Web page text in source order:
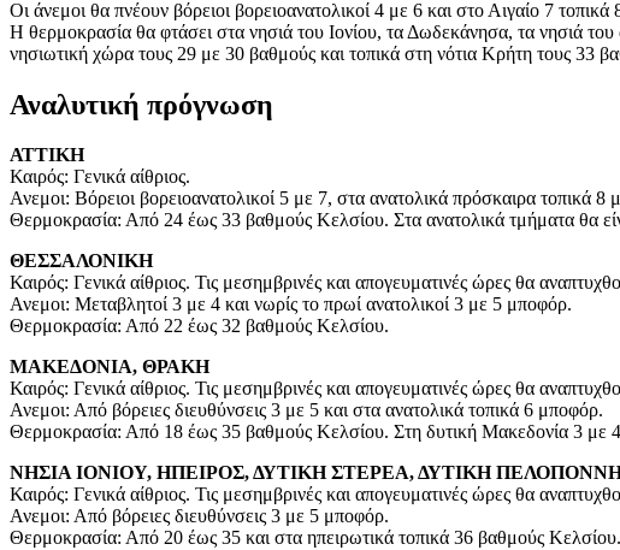
Οι άνεμοι θα πνέουν βόρειοι βορειοανατολικοί 4 με 6 και στο Αιγαίο 7
Η θερμοκρασία θα φτάσει στα νησιά του Ιονίου, τα Δωδεκάνησα, τα νησιά
νησιωτική χώρα τους 29 με 30 βαθμούς και τοπικά στη νότια Κρήτη τους 33
Αναλυτική πρόγνωση
ΑΤΤΙΚΗ
Καιρός: Γενικά αίθριος.
Ανεμοι: Βόρειοι βορειοανατολικοί 5 με 7, στα ανατολικά πρόσκαιρα τοπικά 8
Θερμοκρασία: Από 24 έως 33 βαθμούς Κελσίου. Στα ανατολικά τμήματα θα
ΘΕΣΣΑΛΟΝΙΚΗ
Καιρός: Γενικά αίθριος. Τις μεσημβρινές και απογευματινές ώρες θα
Ανεμοι: Μεταβλητοί 3 με 4 και νωρίς το πρωί ανατολικοί 3 με 5 μποφόρ.
Θερμοκρασία: Από 22 έως 32 βαθμούς Κελσίου.
ΜΑΚΕΔΟΝΙΑ, ΘΡΑΚΗ
Καιρός: Γενικά αίθριος. Τις μεσημβρινές και απογευματινές ώρες θα
Ανεμοι: Από βόρειες διευθύνσεις 3 με 5 και στα ανατολικά τοπικά 6 μποφόρ.
Θερμοκρασία: Από 18 έως 35 βαθμούς Κελσίου. Στη δυτική Μακεδονία 3 με
ΝΗΣΙΑ ΙΟΝΙΟΥ, ΗΠΕΙΡΟΣ, ΔΥΤΙΚΗ ΣΤΕΡΕΑ, ΔΥΤΙΚΗ
Καιρός: Γενικά αίθριος. Τις μεσημβρινές και απογευματινές ώρες θα
Ανεμοι: Από βόρειες διευθύνσεις 3 με 5 μποφόρ.
Θερμοκρασία: Από 20 έως 35 και στα ηπειρωτικά τοπικά 36 βαθμούς